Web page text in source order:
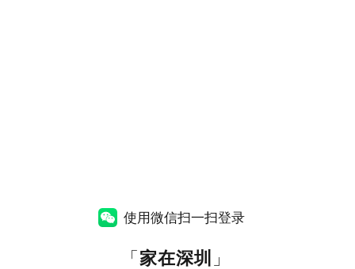
使用微信扫一扫登录
「家在深圳 」